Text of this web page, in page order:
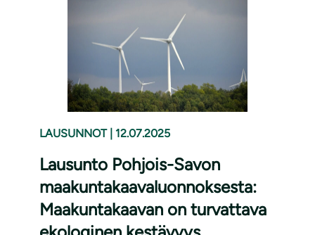
LAUSUNNOT 12.07.2025
Lausunto Pohjois-Savon
maakuntakaavaluonnoksesta:
Maakuntakaavan on turvattava